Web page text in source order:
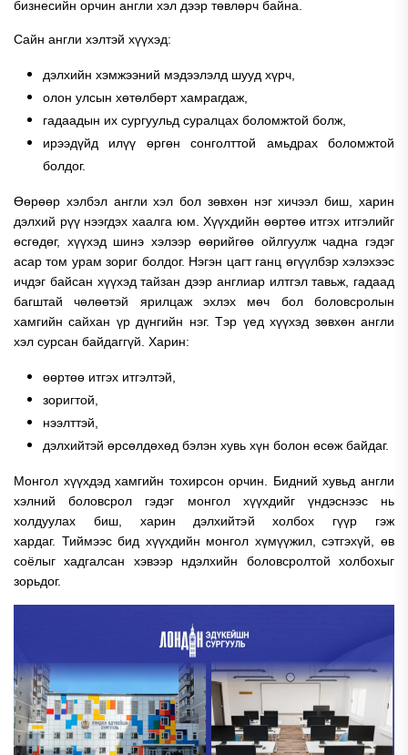
бизнесийн орчин англи хэл дээр төвлөрч байна.
Сайн англи хэлтэй хүүхэд:
дэлхийн хэмжээний мэдээлэлд шууд хүрч,
олон улсын хөтөлбөрт хамрагдаж,
гадаадын их сургуульд суралцах боломжтой болж,
ирээдүйд илүү өргөн сонголттой амьдрах боломжтой
болдог.
Өөрөөр хэлбэл англи хэл бол зөвхөн нэг хичээл биш, харин
дэлхий рүү нээгдэх хаалга юм.Хүүхдийн өөртөө итгэх итгэлийг
өсгөдөг, хүүхэд шинэ хэлээр өөрийгөө ойлгуулж чадна гэдэг
асар том урам зориг болдог. Нэгэн цагт ганц өгүүлбэр хэлэхээс
ичдэг байсан хүүхэд тайзан дээр англиар илтгэл тавьж, гадаад
багштай чөлөөтэй ярилцаж эхлэх мөч бол боловсролын
хамгийн сайхан үр дүнгийн нэг.Тэр үед хүүхэд зөвхөн англи
хэл сурсан байдаггүй. Харин:
өөртөө итгэх итгэлтэй,
зоригтой,
нээлттэй,
дэлхийтэй өрсөлдөхөд бэлэн хувь хүн болон өсөж байдаг.
Монгол хүүхдэд хамгийн тохирсон орчин. Бидний хувьд англи
хэлний боловсрол гэдэг монгол хүүхдийг үндэснээс нь
холдуулах биш, харин дэлхийтэй холбох гүүр гэж
хардаг. Тиймээс бид хүүхдийн монгол хүмүүжил, сэтгэхүй, өв
соёлыг хадгалсан хэвээр ндэлхийн боловсролтой холбохыг
зорьдог.